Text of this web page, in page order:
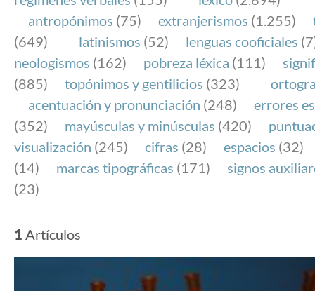
Internet.
antropónimos (75) extranjerismos (1.255)
(649)
latinismos (52) lenguas cooficiales
neologismos (162) pobreza léxica (111)
(885)
topónimos y gentilicios (323)
acentuación y pronunciación (248)
errores
(352)
mayúsculas y minúsculas (420)
visualización (245) cifras (28) espacios (32)
(14)
marcas tipográficas (171)
signos
(23)
1 Artículos